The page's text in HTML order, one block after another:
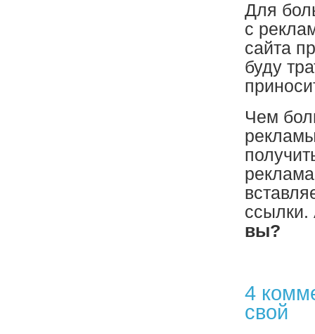
Для
с
сайта
буду
Чем
ссылки.
вы?
4
свой